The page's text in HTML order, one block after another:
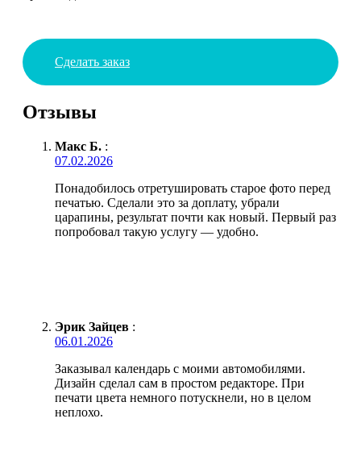
Сделать заказ
Отзывы
Макс Б. :
07.02.2026
Понадобилось отретушировать старое фото перед
печатью. Сделали это за доплату, убрали
царапины, результат почти как новый. Первый раз
попробовал такую услугу — удобно.
Эрик Зайцев :
06.01.2026
Заказывал календарь с моими автомобилями.
Дизайн сделал сам в простом редакторе. При
печати цвета немного потускнели, но в целом
неплохо.